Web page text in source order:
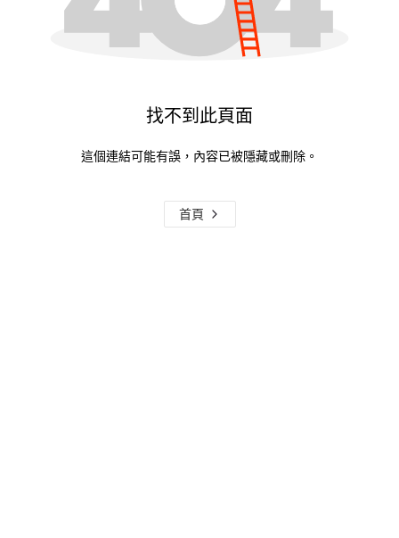
找不到此頁面
這個連結可能有誤，內容已被隱藏或刪除。
首頁